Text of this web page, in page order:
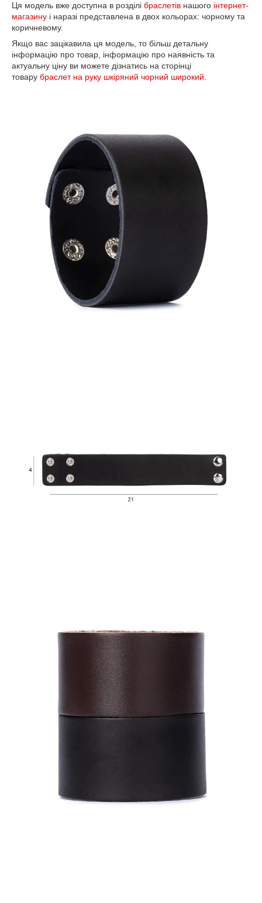
Ця модель вже доступна в розділі браслетів нашого інтернет-
магазину і наразі представлена в двох кольорах: чорному та
коричневому.
Якщо вас зацікавила ця модель, то більш детальну
інформацію про товар, інформацію про наявність та
актуальну ціну ви можете дізнатись на сторінці
товару браслет на руку шкіряний чорний широкий